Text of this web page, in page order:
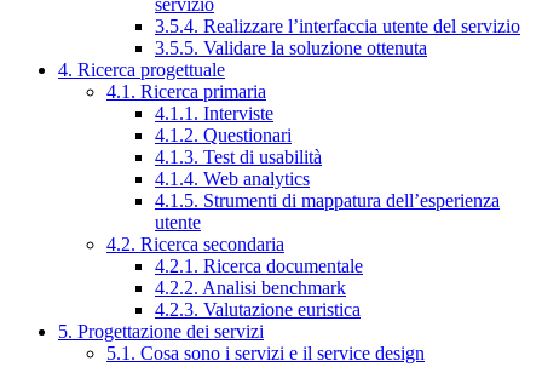
servizio
3.5.4. Realizzare l’interfaccia utente del servizio
3.5.5. Validare la soluzione ottenuta
4. Ricerca progettuale
4.1. Ricerca primaria
4.1.1. Interviste
4.1.2. Questionari
4.1.3. Test di usabilità
4.1.4. Web analytics
4.1.5. Strumenti di mappatura dell’esperienza
utente
4.2. Ricerca secondaria
4.2.1. Ricerca documentale
4.2.2. Analisi benchmark
4.2.3. Valutazione euristica
5. Progettazione dei servizi
5.1. Cosa sono i servizi e il service design